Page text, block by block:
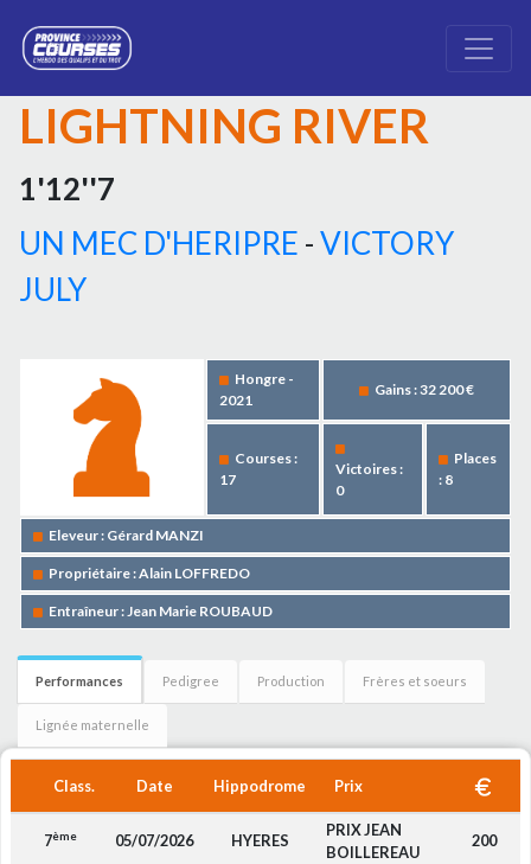
LIGHTNING RIVER
1'12''7
UN MEC D'HERIPRE -VICTORY
JULY
Hongre -
2021
Gains : 32 200 €
Courses :
17
Victoires :
0
Places
: 8
Eleveur : Gérard MANZI
Propriétaire : Alain LOFFREDO
Entraîneur : Jean Marie ROUBAUD
Performances Pedigree Production Frères et soeurs
Lignée maternelle
Class. Date Hippodrome Prix
7ème 05/07/2026 HYERES
PRIX JEAN
BOILLEREAU
200